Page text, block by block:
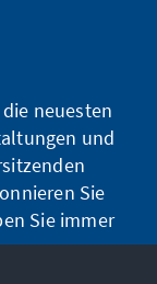
neuesten
und
Sie
Sie immer